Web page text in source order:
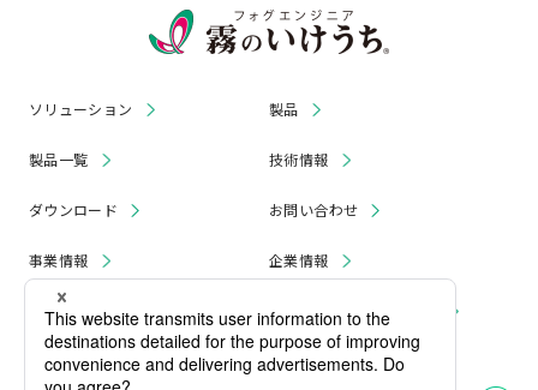
ソリューション 製品
製品一覧 技術情報
ダウンロード お問い合わせ
事業情報 企業情報
お知らせ リコール・無償修理 情報
採用情報 プライバシーポリシー